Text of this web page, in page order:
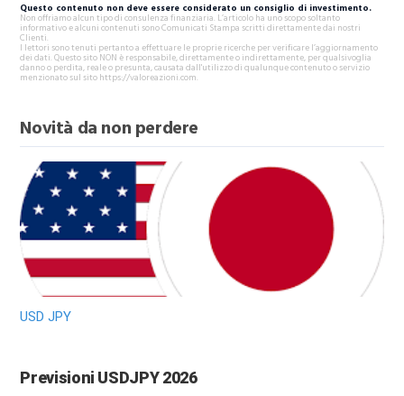
Questo contenuto non deve essere considerato un consiglio di investimento.
Non offriamo alcun tipo di consulenza finanziaria. L’articolo ha uno scopo soltanto
informativo e alcuni contenuti sono Comunicati Stampa scritti direttamente dai nostri
Clienti.
I lettori sono tenuti pertanto a effettuare le proprie ricerche per verificare l’aggiornamento
dei dati. Questo sito NON è responsabile, direttamente o indirettamente, per qualsivoglia
danno o perdita, reale o presunta, causata dall'utilizzo di qualunque contenuto o servizio
menzionato sul sito https://valoreazioni.com.
Novità da non perdere
USD JPY
Previsioni USDJPY 2026